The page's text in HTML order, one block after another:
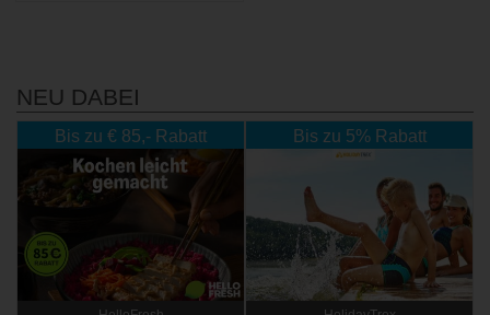
NEU DABEI
Bis zu € 85,- Rabatt Bis zu 5% Rabatt